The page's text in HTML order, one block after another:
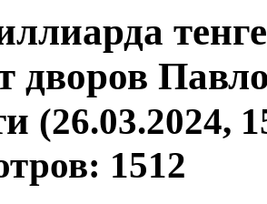
дворов
(26.03.2024,
1512